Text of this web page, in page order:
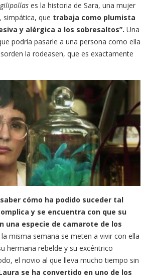
es la historia de Sara, una mujer
, simpática, que trabaja como plumista
y alérgica a los sobresaltos”. Una
podría pasarle a una persona como ella
la rodeasen, que es exactamente
cómo ha podido suceder tal
y se encuentra con que su
una especie de camarote de los
la misma semana se meten a vivir con ella
hermana rebelde y su excéntrico
el novio al que lleva mucho tiempo sin
se ha convertido en uno de los